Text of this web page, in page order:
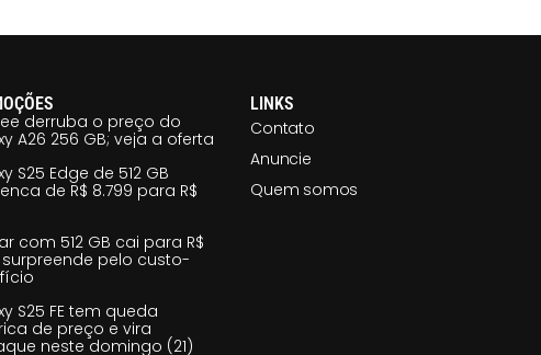
derruba o preço do
A26 256 GB; veja a oferta
S25 Edge de 512 GB
de R$ 8.799 para R$
com 512 GB cai para R$
surpreende pelo custo-
S25 FE tem queda
de preço e vira
neste domingo (21)
LINKS
Contato
Anuncie
Quem somos